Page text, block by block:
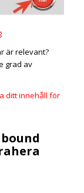
är relevant?
grad av
ditt innehåll för